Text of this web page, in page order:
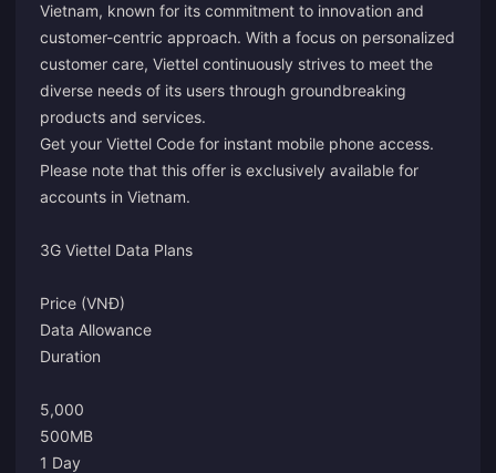
Vietnam, known for its commitment to innovation and
customer-centric approach. With a focus on personalized
customer care, Viettel continuously strives to meet the
diverse needs of its users through groundbreaking
products and services.
Get your Viettel Code for instant mobile phone access.
Please note that this offer is exclusively available for
accounts in Vietnam.
3G Viettel Data Plans
Price (VNĐ)
Data Allowance
Duration
5,000
500MB
1 Day